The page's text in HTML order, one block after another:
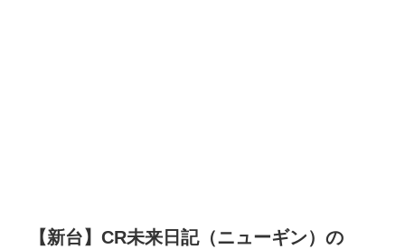
【新台】CR未来日記（ニューギン）の